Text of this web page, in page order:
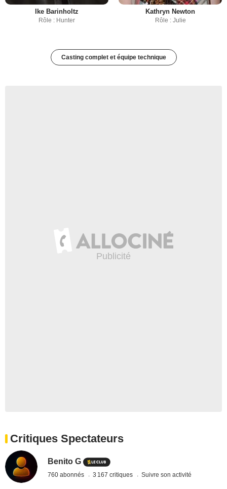
Ike Barinholtz
Rôle : Hunter
Kathryn Newton
Rôle : Julie
Casting complet et équipe technique
Critiques Spectateurs
Benito G
760 abonnés 3 167 critiques Suivre son activité